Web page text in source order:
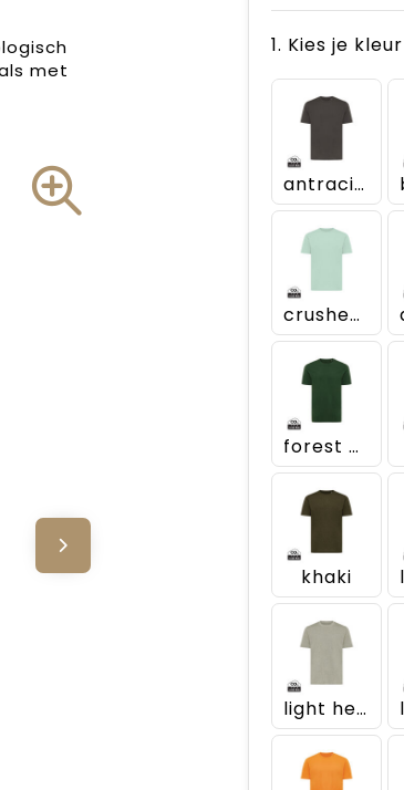
met
1. Kies je kleur
antraciet
crushed mint
forest green
khaki
light heather green